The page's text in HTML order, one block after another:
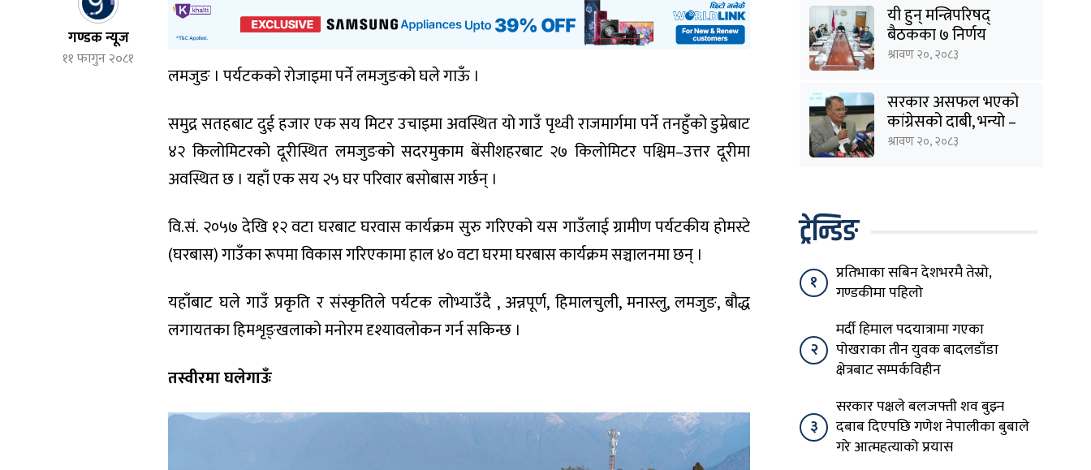
गण्डक न्यूज
११ फागुन २०८१
लमजुङ । पर्यटकको रोजाइमा पर्ने लमजुङको घले गाऊँ ।
समुद्र सतहबाट दुई हजार एक सय मिटर उचाइमा अवस्थित यो गाउँ पृथ्वी राजमार्गमा पर्ने तनहुँको डुम्रेबाट
४२ किलोमिटरको दूरीस्थित लमजुङको सदरमुकाम बेंसीशहरबाट २७ किलोमिटर पश्चिम–उत्तर दूरीमा
अवस्थित छ । यहाँ एक सय २५ घर परिवार बसोबास गर्छन् ।
वि.सं. २०५७ देखि १२ वटा घरबाट घरवास कार्यक्रम सुरु गरिएको यस गाउँलाई ग्रामीण पर्यटकीय होमस्टे
(घरबास) गाउँका रूपमा विकास गरिएकामा हाल ४० वटा घरमा घरबास कार्यक्रम सञ्चालनमा छन् ।
यहाँबाट घले गाउँ प्रकृति र संस्कृतिले पर्यटक लोभ्याउँदै , अन्नपूर्ण, हिमालचुली, मनास्लु, लमजुङ, बौद्ध
लगायतका हिमशृङ्खलाको मनोरम दृश्यावलोकन गर्न सकिन्छ ।
तस्वीरमा घलेगाउँः
यी हुन् मन्त्रिपरिषद्
बैठकका ७ निर्णय
श्रावण २०, २०८३
सरकार असफल भएको
कांग्रेसको दाबी, भन्यो –
‘जनविश्वासको संकटमा
श्रावण २०, २०८३
ट्रेन्डिङ
१
प्रतिभाका सबिन देशभरमै तेस्रो,
गण्डकीमा पहिलो
२
मर्दी हिमाल पदयात्रामा गएका
पोखराका तीन युवक बादलडाँडा
क्षेत्रबाट सम्पर्कविहीन
३
सरकार पक्षले बलजफ्ती शव बुझ्न
दबाब दिएपछि गणेश नेपालीका बुबाले
गरे आत्महत्याको प्रयास